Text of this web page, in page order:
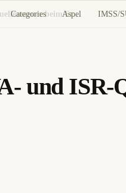
Categories Aspel IMSS/
CFDI: Fehler bei falscher IVA- und ISR-Quellensteuer beim Stempeln
und ISR-